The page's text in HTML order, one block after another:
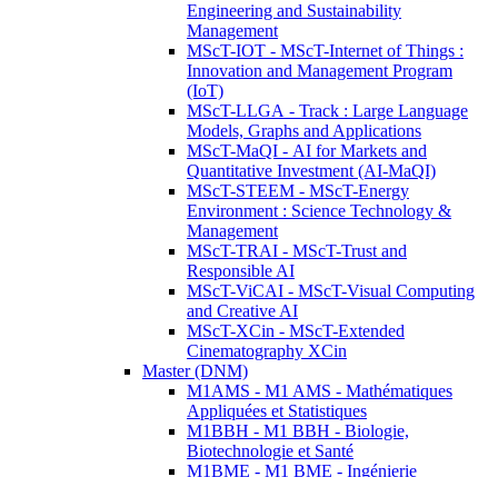
Engineering and Sustainability
Management
MScT-IOT - MScT-Internet of Things :
Innovation and Management Program
(IoT)
MScT-LLGA - Track : Large Language
Models, Graphs and Applications
MScT-MaQI - AI for Markets and
Quantitative Investment (AI-MaQI)
MScT-STEEM - MScT-Energy
Environment : Science Technology &
Management
MScT-TRAI - MScT-Trust and
Responsible AI
MScT-ViCAI - MScT-Visual Computing
and Creative AI
MScT-XCin - MScT-Extended
Cinematography XCin
Master (DNM)
M1AMS - M1 AMS - Mathématiques
Appliquées et Statistiques
M1BBH - M1 BBH - Biologie,
Biotechnologie et Santé
M1BME - M1 BME - Ingénierie